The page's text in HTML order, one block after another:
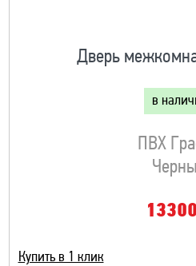
Дверь
в
ПВХ
13300
Купить в 1 клик